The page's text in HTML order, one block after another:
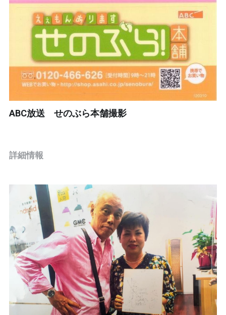
ABC放送 せのぶら本舗撮影
詳細情報